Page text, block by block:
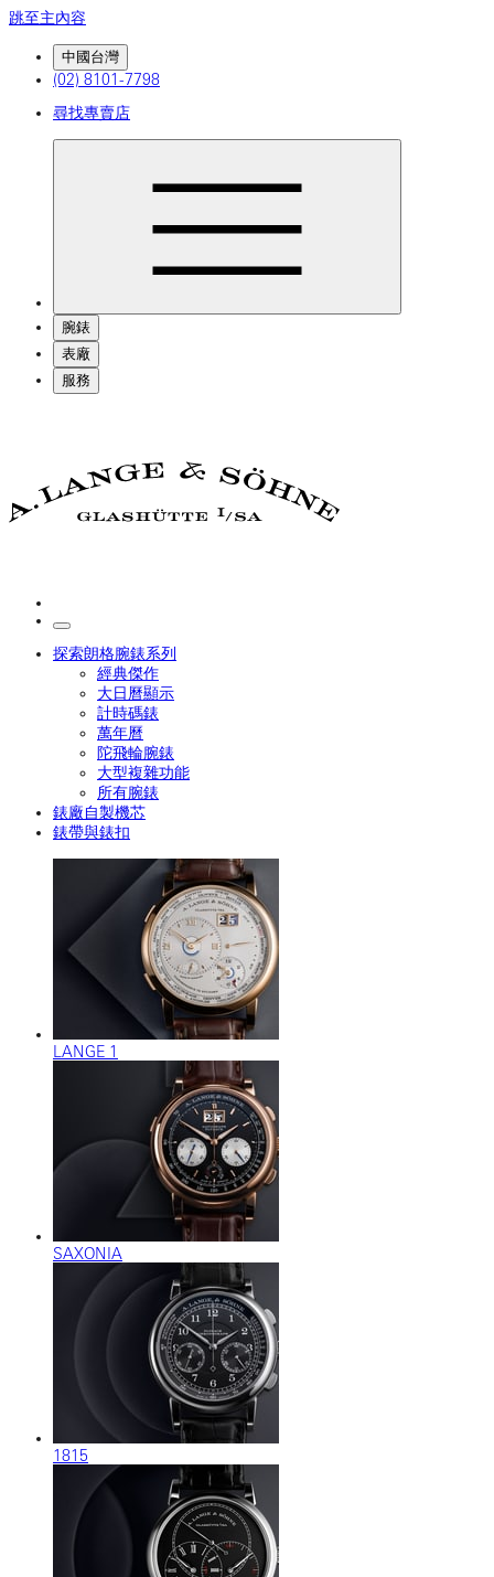
跳至主內容
中國台灣
(02) 8101-7798
尋找專賣店
腕錶
表廠
服務
探索朗格腕錶系列
經典傑作
大日曆顯示
計時碼錶
萬年曆
陀飛輪腕錶
大型複雜功能
所有腕錶
錶廠自製機芯
錶帶與錶扣
LANGE 1
SAXONIA
1815